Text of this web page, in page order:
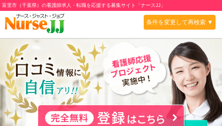
富里市（千葉県）の看護師求人・転職を応援する募集サイト「ナースJJ」
条件を変更して再検索 ▼